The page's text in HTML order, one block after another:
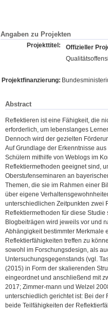
Angaben zu Projekten
Projekttitel: Offizieller
Projektfinanzierung:
Abstract
Reflektieren ist eine Fähigkeit, die
erforderlich, um lebenslanges
Dennoch wird der gezielten
Auf Grundlage der Erkenntnisse
Schülern mithilfe von Weblogs im
Reflektiermethoden geeignet sind,
Oberstufenseminaren an
Themen, die sie im Rahmen einer
über eigene
unterschiedlichen Zeitpunkten zwei
Reflektiermethoden für diese
Blogbeiträgen wird jeweils vor und
Abhängigkeit bestimmter Merkmale
Reflektierfähigkeiten treffen zu
sowohl im Forschungsdesign, als
Untersuchungsgegenstands (vgl.
(2015) in Form der skalierenden
eingeordnet und anschließend mit
2017; Zimmer-mann und Welzel
unterschiedlich gerichtet ist: Bei der
beide Teilfähigkeiten der